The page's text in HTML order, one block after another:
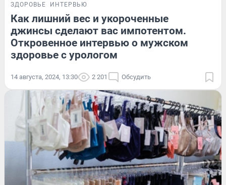
ЗДОРОВЬЕ ИНТЕРВЬЮ
Как лишний вес и укороченные
джинсы сделают вас импотентом.
Откровенное интервью о мужском
здоровье с урологом
14 августа, 2024, 13:30 2 201 Обсудить